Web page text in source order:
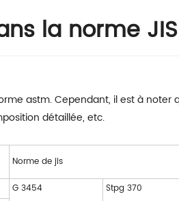
la norme
astm. Cependant, il est à
détaillée, etc.
Norme de jis
G 3454
Stpg 370